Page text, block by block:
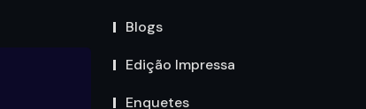
Blogs
Edição Impressa
Enquetes